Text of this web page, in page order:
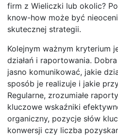
firm z Wieliczki lub okolic?
know-how może być
skutecznej strategii.
Kolejnym ważnym kryterium
działań i raportowania.
jasno komunikować, jakie
sposób je realizuje i jakie
Regularne, zrozumiałe
kluczowe wskaźniki
organiczny, pozycje słów
konwersji czy liczba